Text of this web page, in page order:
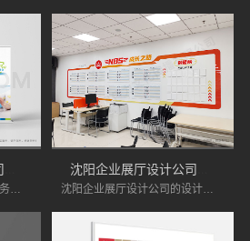
沈阳企业展厅设计公司在服务上具有诸多优势，能够为企业提供专业化的设计服务。如果您正在寻找专业的展厅设计公司，不妨将沈阳的企业展厅设计公司纳入考虑范围。 沈阳企业展厅设计公司的设计优点在于其创新性、功能性、灵活性、环保意识和良好的售后服务。企业在选择展厅设计时，可以考虑这些因素，以确保展厅能够有效展示品牌形象，吸引目标客户。